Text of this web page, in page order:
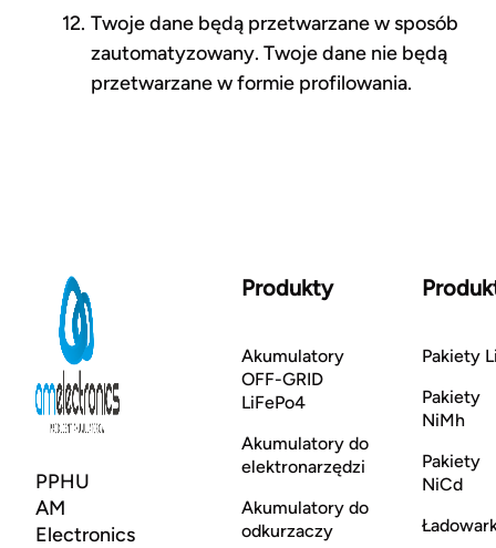
Twoje dane będą przetwarzane w sposób
zautomatyzowany. Twoje dane nie będą
przetwarzane w formie profilowania.
PPHU
AM
Electronics
Produkty
Akumulatory
OFF-GRID
LiFePo4
Akumulatory do
elektronarzędzi
Akumulatory do
odkurzaczy
Pakiety
Pakiety
NiMh
Pakiety
NiCd